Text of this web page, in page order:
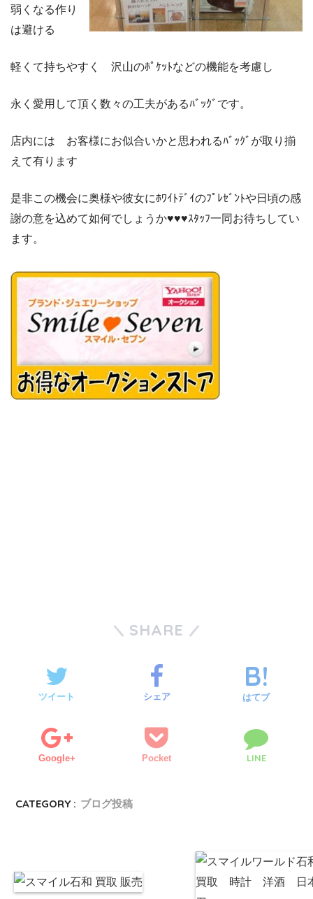
弱くなる作り
は避ける
軽くて持ちやすく 沢山のﾎﾟｹｯﾄなどの機能を考慮し
永く愛用して頂く数々の工夫があるﾊﾞｯｸﾞです。
店内には お客様にお似合いかと思われるﾊﾞｯｸﾞが取り揃
えて有ります
是非この機会に奥様や彼女にﾎﾜｲﾄﾃﾞｲのﾌﾟﾚｾﾞﾝﾄや日頃の感
謝の意を込めて如何でしょうか♥♥♥ｽﾀｯﾌ一同お待ちしてい
ます。
SHARE
ツイート シェア はてブ
Google+ Pocket LINE
CATEGORY : ブログ投稿